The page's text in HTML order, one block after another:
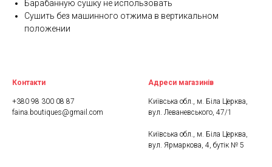
Барабанную сушку не использовать
Сушить без машинного отжима в вертикальном
положении
Контакти
+380 98 300 08 87
faina.boutiques@gmail.com
Адреси магазинів
Київська обл., м. Біла Церква,
вул. Леваневського, 47/1
Київська обл., м. Біла Церква,
вул. Ярмаркова, 4, бутік № 5